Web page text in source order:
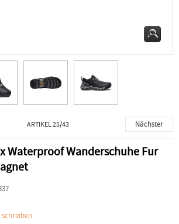
ARTIKEL 25/43 Nächster
Waterproof Wanderschuhe Fur